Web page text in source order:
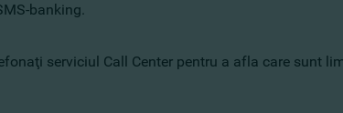
banking.
serviciul Call Center pentru a afla care sunt